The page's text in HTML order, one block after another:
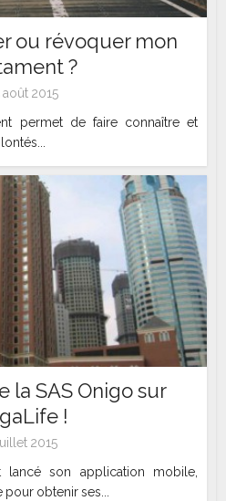
ou révoquer mon
?
août 2015
permet de faire connaître et
la SAS Onigo sur
!
2015
lancé son application mobile,
pour obtenir ses...